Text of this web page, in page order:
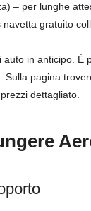
– per lunghe
gratuito
in anticipo. È
Sulla pagina
dettagliato.